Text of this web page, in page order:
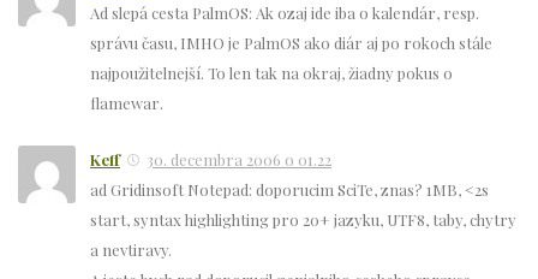
Ad slepá cesta PalmOS: Ak ozaj ide iba o kalendár, resp.
správu času, IMHO je PalmOS ako diár aj po rokoch stále
najpoužitelnejší. To len tak na okraj, žiadny pokus o
flamewar.
Keff
30. decembra 2006 o 01.22
ad Gridinsoft Notepad: doporucim SciTe, znas? 1MB, <2s
start, syntax highlighting pro 20+ jazyku, UTF8, taby, chytry
a nevtiravy.